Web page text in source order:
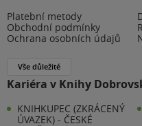
Platební metody
Obchodní podmínky
Ochrana osobních údajů
Vše důležité
Kariéra v Knihy
KNIHKUPEC (ZKRÁCENÝ
ÚVAZEK) - ČESKÉ